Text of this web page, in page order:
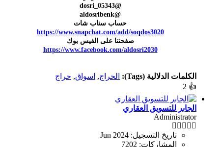
@dosri_05343
@aldosribenk
حساب سناب شات
https://www.snapchat.com/add/soqdos3020
صفحتنا على الفيس بوك
https://www.facebook.com/aldosri2030
الكلمات الدلالية (Tags): الحراج, اسواق, حراج
👍
2
الجابر للتسويق العقاري
Administrator
تاريخ التسجيل: Jun 2024
المشاركات: 7202